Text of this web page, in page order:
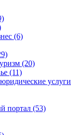
(6)
(20)
(11)
услуги
портал (53)